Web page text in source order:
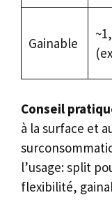
Gainable
Conseil
à la surface et
l’usage: split
flexibilité,